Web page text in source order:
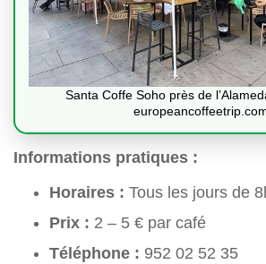
Santa Coffe Soho près de
Informations pratiques :
Horaires : Tous les jours de
Prix : 2 – 5 € par café
Téléphone : 952 02 52 35